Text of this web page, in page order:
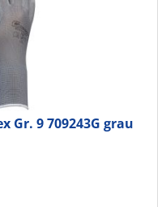
Gr. 9 709243G grau